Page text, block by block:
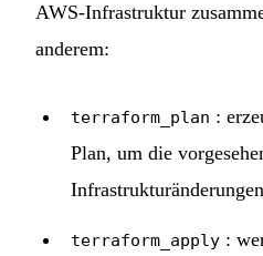
AWS-Infrastruktur
anderem:
terraform_plan :
Plan, um die
terraform_apply :